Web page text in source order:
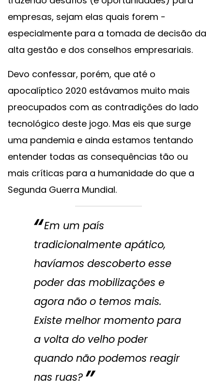
empresas, sejam elas quais forem -
especialmente para a tomada de decisão da
alta gestão e dos conselhos empresariais.
Devo confessar, porém, que até o
apocalíptico 2020 estávamos muito mais
preocupados com as contradições do lado
tecnológico deste jogo. Mas eis que surge
uma pandemia e ainda estamos tentando
entender todas as consequências tão ou
mais críticas para a humanidade do que a
Segunda Guerra Mundial.
Em um país
tradicionalmente apático,
havíamos descoberto esse
poder das mobilizações e
agora não o temos mais.
Existe melhor momento para
a volta do velho poder
quando não podemos reagir
nas ruas?